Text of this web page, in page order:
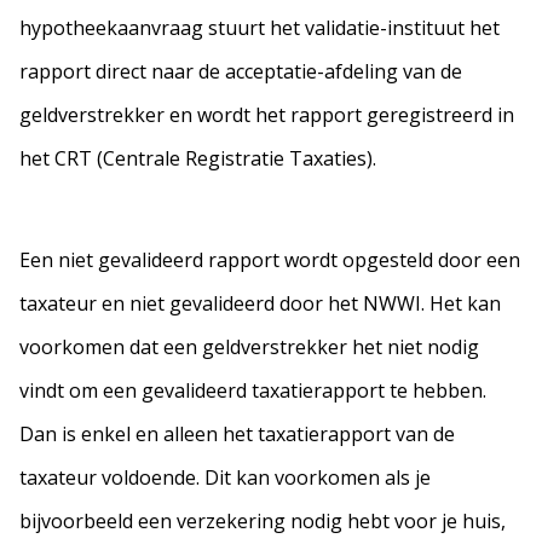
hypotheekaanvraag stuurt het validatie-instituut het
rapport direct naar de acceptatie-afdeling van de
geldverstrekker en wordt het rapport geregistreerd in
het CRT (Centrale Registratie Taxaties).
Een niet gevalideerd rapport wordt opgesteld door een
taxateur en niet gevalideerd door het NWWI. Het kan
voorkomen dat een geldverstrekker het niet nodig
vindt om een gevalideerd taxatierapport te hebben.
Dan is enkel en alleen het taxatierapport van de
taxateur voldoende. Dit kan voorkomen als je
bijvoorbeeld een verzekering nodig hebt voor je huis,